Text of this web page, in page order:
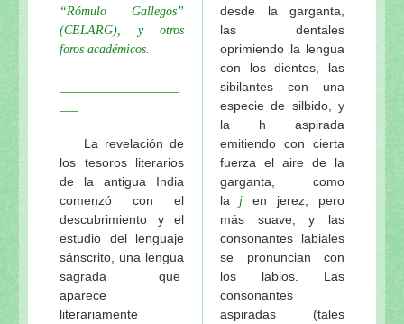
“Rómulo Gallegos”
(CELARG), y otros
foros académicos.
La revelación de
los tesoros literarios
de la antigua India
comenzó con el
descubrimiento y el
estudio del lenguaje
sánscrito, una lengua
sagrada que
aparece
literariamente
desde la garganta,
las dentales
oprimiendo la lengua
con los dientes, las
sibilantes con una
especie de silbido, y
la h aspirada
emitiendo con cierta
fuerza el aire de la
garganta, como
la j en jerez, pero
más suave, y las
consonantes labiales
se pronuncian con
los labios. Las
consonantes
aspiradas (tales